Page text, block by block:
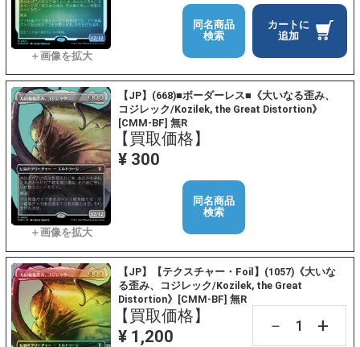
カートに
追加
同名商品
検索
【JP】(668)■ボーダーレス■《大いなる歪み、
コジレック/Kozilek, the Great Distortion》
[CMM-BF] 無R
【買取価格】
¥ 300
同名商品
検索
【JP】【テクスチャー・Foil】(1057)《大いな
る歪み、コジレック/Kozilek, the Great
Distortion》[CMM-BF] 無R
【買取価格】
¥ 1,200
－ +